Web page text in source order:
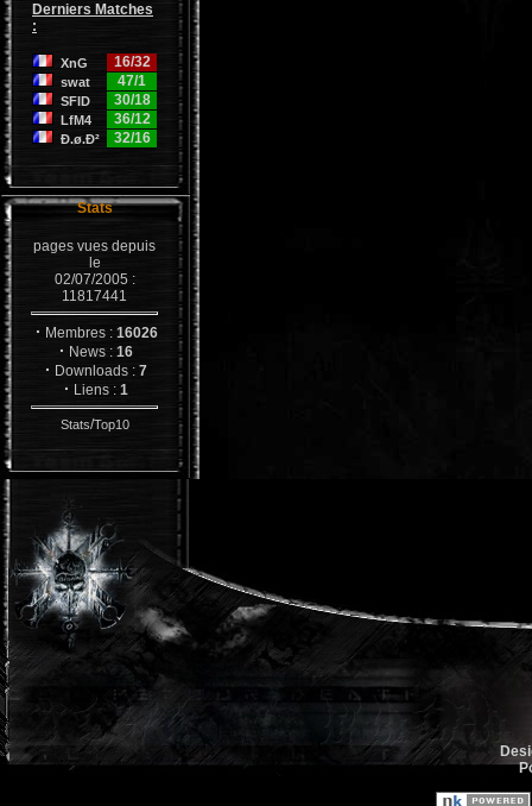
Derniers Matches
:
XnG 16/32
swat 47/1
SFID 30/18
LfM4 36/12
Ð.ø.Ð² 32/16
Stats
pages vues depuis
le
02/07/2005 :
11817441
· Membres : 16026
· News : 16
· Downloads : 7
· Liens : 1
Stats/Top10